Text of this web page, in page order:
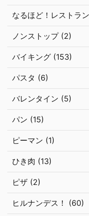
なるほど！レストラ
ノンストップ (2)
バイキング (153)
パスタ (6)
バレンタイン (5)
パン (15)
ピーマン (1)
ひき肉 (13)
ピザ (2)
ヒルナンデス！ (60)